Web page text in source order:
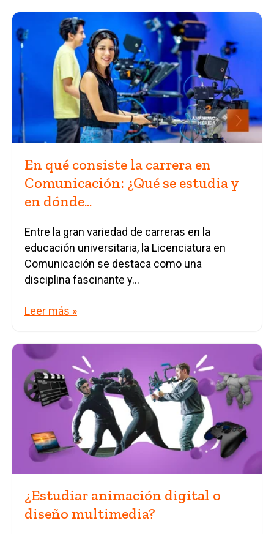
En qué consiste la carrera en
Comunicación: ¿Qué se estudia y
en dónde...
Entre la gran variedad de carreras en la
educación universitaria, la Licenciatura en
Comunicación se destaca como una
disciplina fascinante y...
Leer más »
¿Estudiar animación digital o
diseño multimedia?